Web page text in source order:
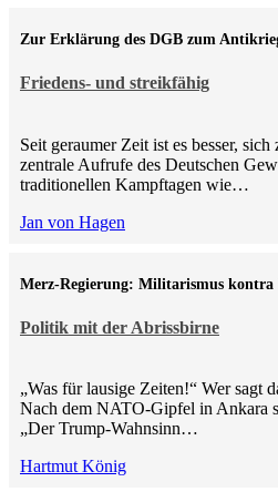
Friedens- und streikfähig
Zur Erklärung des DGB zum
Seit geraumer Zeit ist es besser, sich
zentrale Aufrufe des Deutschen
traditionellen Kampftagen wie…
Jan von Hagen
Politik mit der Abrissbirne
Merz-Regierung: Militarismus kontra
„Was für lausige Zeiten!“ Wer sagt
Nach dem NATO-Gipfel in Ankara
„Der Trump-Wahnsinn…
Hartmut König